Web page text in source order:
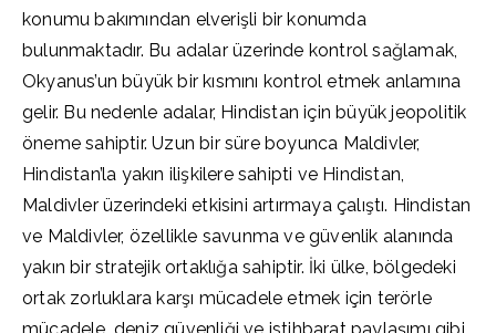
konumu bakımından elverişli bir konumda
bulunmaktadır. Bu adalar üzerinde kontrol sağlamak,
Okyanus’un büyük bir kısmını kontrol etmek anlamına
gelir. Bu nedenle adalar, Hindistan için büyük jeopolitik
öneme sahiptir. Uzun bir süre boyunca Maldivler,
Hindistan’la yakın ilişkilere sahipti ve Hindistan,
Maldivler üzerindeki etkisini artırmaya çalıştı. Hindistan
ve Maldivler, özellikle savunma ve güvenlik alanında
yakın bir stratejik ortaklığa sahiptir. İki ülke, bölgedeki
ortak zorluklara karşı mücadele etmek için terörle